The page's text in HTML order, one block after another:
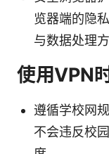
览器端的隐
与数据处理方
使用VPN
遵循学校网
不会违反校